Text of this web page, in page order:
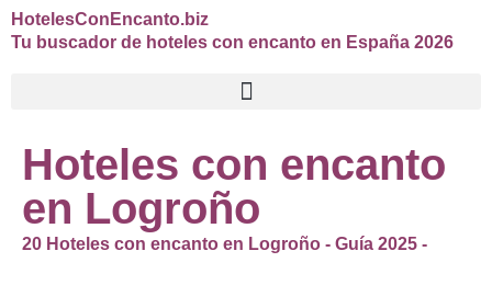
HotelesConEncanto.biz
Tu buscador de hoteles con encanto en España 2026
Hoteles con encanto
en Logroño
20 Hoteles con encanto en Logroño - Guía 2025 -